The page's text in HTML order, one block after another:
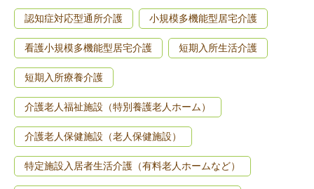
認知症対応型通所介護 小規模多機能型居宅介護
看護小規模多機能型居宅介護 短期入所生活介護
短期入所療養介護
介護老人福祉施設（特別養護老人ホーム）
介護老人保健施設（老人保健施設）
特定施設入居者生活介護（有料老人ホームなど）